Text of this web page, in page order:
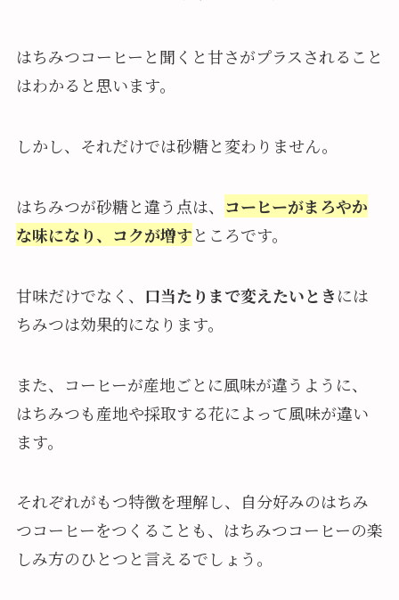
はちみつコーヒーと聞くと甘さがプラスされること
はわかると思います。
しかし、それだけでは砂糖と変わりません。
はちみつが砂糖と違う点は、 コーヒーがまろやか
な味になり、コクが増すところです。
甘味だけでなく、 口当たりまで変えたいときには
ちみつは効果的になります。
また、コーヒーが産地ごとに風味が違うように、
はちみつも産地や採取する花によって風味が違い
ます。
それぞれがもつ特徴を理解し、自分好みのはちみ
つコーヒーをつくることも、はちみつコーヒーの楽
しみ方のひとつと言えるでしょう。